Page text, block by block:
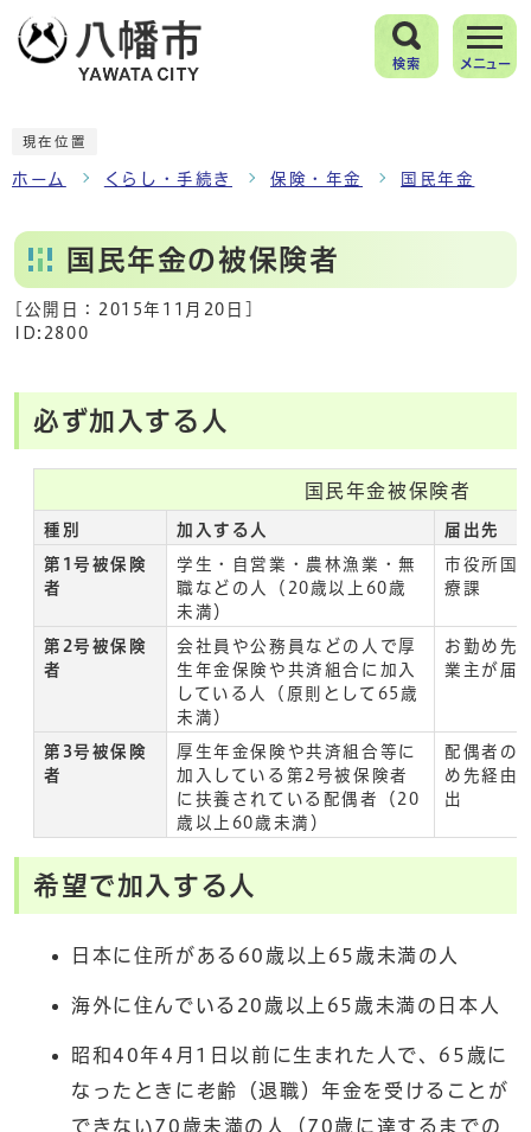
検索 メニュー
現在位置
ホーム くらし・手続き 保険・年金 国民年金
国民年金の被保険者
[公開日： 2015年11月20日
ID:2800
必ず加入する人
国民年金被保険者
種別 加入する人 届出先
第1号被保険
者
学生・自営業・農林漁業・無
職などの人（20歳以上60歳
未満）
市役所国
療課
第2号被保険
者
会社員や公務員などの人で厚
生年金保険や共済組合に加入
している人（原則として65歳
未満）
お勤め先
業主が届
第3号被保険
者
厚生年金保険や共済組合等に
加入している第2号被保険者
に扶養されている配偶者（20
歳以上60歳未満）
配偶者の
め先経由
出
希望で加入する人
日本に住所がある60歳以上65歳未満の人
海外に住んでいる20歳以上65歳未満の日本人
昭和40年4月1日以前に生まれた人で、65歳に
なったときに老齢（退職）年金を受けることが
できない70歳未満の人（70歳に達するまでの